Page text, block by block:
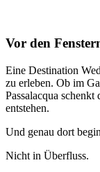
Vor den
Eine Destination
zu erleben. Ob im
Passalacqua
entstehen.
Und genau dort
Nicht in Überfluss.